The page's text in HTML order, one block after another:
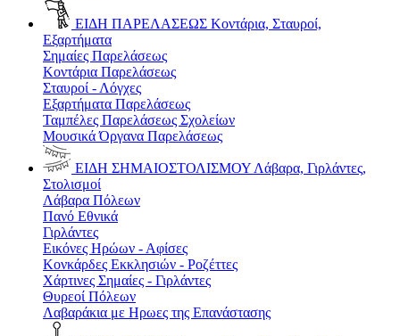
ΕΙΔΗ ΠΑΡΕΛΑΣΕΩΣ Κοντάρια, Σταυροί,
Εξαρτήματα
Σημαίες Παρελάσεως
Κοντάρια Παρελάσεως
Σταυροί - Λόγχες
Εξαρτήματα Παρελάσεως
Ταμπέλες Παρελάσεως Σχολείων
Μουσικά Όργανα Παρελάσεως
ΕΙΔΗ ΣΗΜΑΙΟΣΤΟΛΙΣΜΟΥ Λάβαρα, Γιρλάντες,
Στολισμοί
Λάβαρα Πόλεων
Πανό Εθνικά
Γιρλάντες
Εικόνες Ηρώων - Αφίσες
Κονκάρδες Εκκλησιών - Ροζέττες
Χάρτινες Σημαίες - Γιρλάντες
Θυρεοί Πόλεων
Λαβαράκια με Ηρωες της Επανάστασης